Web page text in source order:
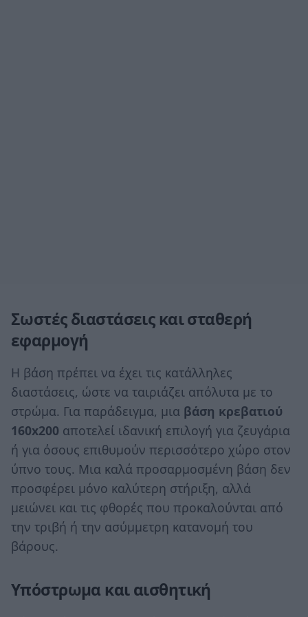
Σωστές διαστάσεις και σταθερή
εφαρμογή
Η βάση πρέπει να έχει τις κατάλληλες
διαστάσεις, ώστε να ταιριάζει απόλυτα με το
στρώμα. Για παράδειγμα, μια βάση κρεβατιού
160x200 αποτελεί ιδανική επιλογή για ζευγάρια
ή για όσους επιθυμούν περισσότερο χώρο στον
ύπνο τους. Μια καλά προσαρμοσμένη βάση δεν
προσφέρει μόνο καλύτερη στήριξη, αλλά
μειώνει και τις φθορές που προκαλούνται από
την τριβή ή την ασύμμετρη κατανομή του
βάρους.
Υπόστρωμα και αισθητική